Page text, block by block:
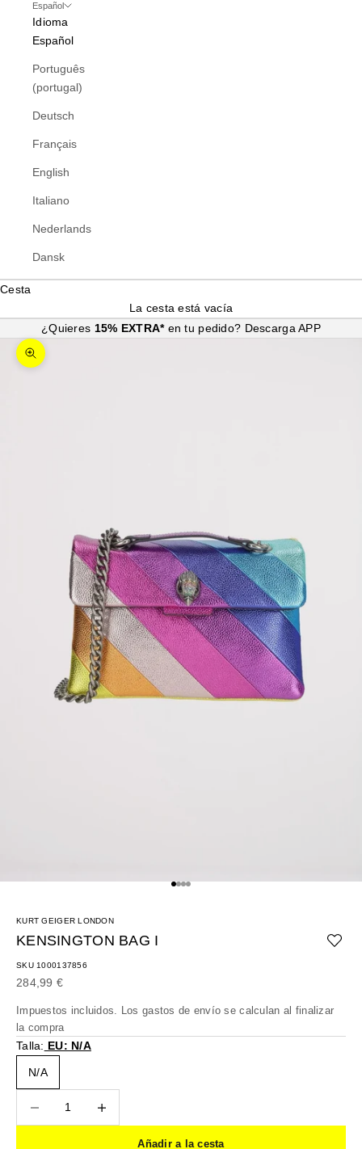
Español
Idioma
Español
Português
(portugal)
Deutsch
Français
English
Italiano
Nederlands
Dansk
Cesta
La cesta está vacía
¿Quieres 15% EXTRA* en tu pedido? Descarga APP
Zoom
Ir al artículo 1
Ir al artículo 2
Ir al artículo 3
Ir al artículo 4
KURT GEIGER LONDON
KENSINGTON BAG I
SKU 1000137856
Precio de oferta
284,99 €
Impuestos incluidos. Los gastos de envío se calculan al finalizar
la compra
Talla: EU: N/A
N/A
Añadir a la cesta